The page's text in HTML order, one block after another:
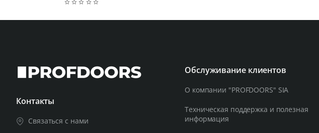
Контакты
Связаться с нами
Обслуживание клиентов
О компании "PROFDOORS" SIA
Техническая поддержка и полезная
информация